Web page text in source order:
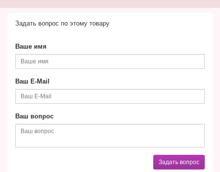
Задать вопрос по этому товару
Ваше имя
Ваш E-Mail
Ваш вопрос
Задать вопрос